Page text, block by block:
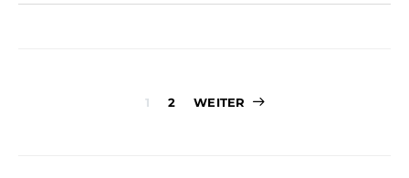
1 2 WEITER